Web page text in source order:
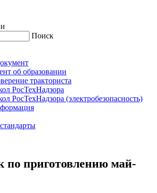
Поиск
об образовании
тракториста
РосТехНадзора
РосТехНадзора (электробезопасность)
по при­готов­ле­нию май­